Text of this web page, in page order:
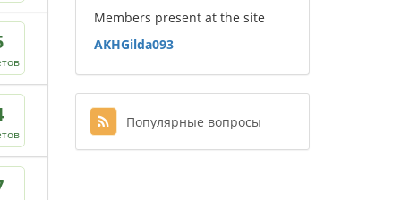
Members present at the site
AKHGilda093
Популярные вопросы